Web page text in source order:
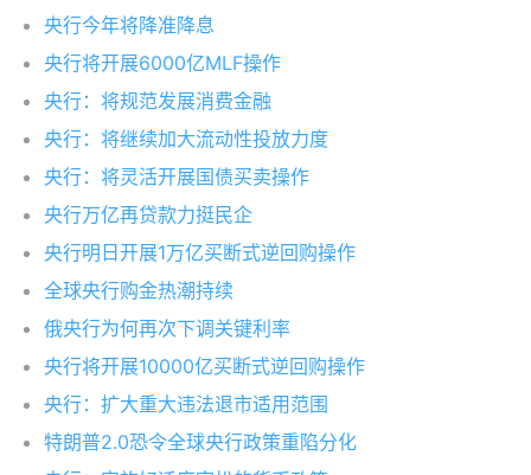
央行今年将降准降息
央行将开展6000亿MLF操作
央行：将规范发展消费金融
央行：将继续加大流动性投放力度
央行：将灵活开展国债买卖操作
央行万亿再贷款力挺民企
央行明日开展1万亿买断式逆回购操作
全球央行购金热潮持续
俄央行为何再次下调关键利率
央行将开展10000亿买断式逆回购操作
央行：扩大重大违法退市适用范围
特朗普2.0恐令全球央行政策重陷分化